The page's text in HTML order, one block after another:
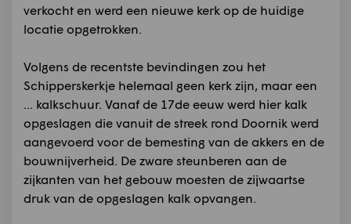
verkocht en werd een nieuwe kerk op de huidige
locatie opgetrokken.
Volgens de recentste bevindingen zou het
Schipperskerkje helemaal geen kerk zijn, maar een
... kalkschuur. Vanaf de 17de eeuw werd hier kalk
opgeslagen die vanuit de streek rond Doornik werd
aangevoerd voor de bemesting van de akkers en de
bouwnijverheid. De zware steunberen aan de
zijkanten van het gebouw moesten de zijwaartse
druk van de opgeslagen kalk opvangen.